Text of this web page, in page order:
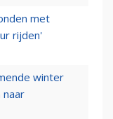
met
rijden'
winter
naar